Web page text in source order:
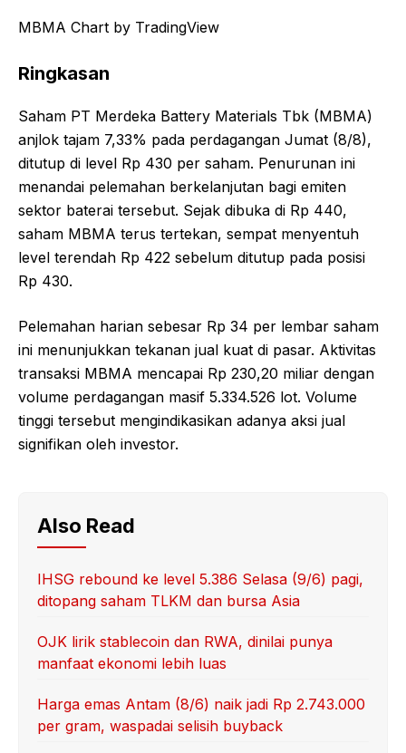
MBMA Chart by TradingView
Ringkasan
Saham PT Merdeka Battery Materials Tbk (MBMA)
anjlok tajam 7,33% pada perdagangan Jumat (8/8),
ditutup di level Rp 430 per saham. Penurunan ini
menandai pelemahan berkelanjutan bagi emiten
sektor baterai tersebut. Sejak dibuka di Rp 440,
saham MBMA terus tertekan, sempat menyentuh
level terendah Rp 422 sebelum ditutup pada posisi
Rp 430.
Pelemahan harian sebesar Rp 34 per lembar saham
ini menunjukkan tekanan jual kuat di pasar. Aktivitas
transaksi MBMA mencapai Rp 230,20 miliar dengan
volume perdagangan masif 5.334.526 lot. Volume
tinggi tersebut mengindikasikan adanya aksi jual
signifikan oleh investor.
Also Read
IHSG rebound ke level 5.386 Selasa (9/6) pagi,
ditopang saham TLKM dan bursa Asia
OJK lirik stablecoin dan RWA, dinilai punya
manfaat ekonomi lebih luas
Harga emas Antam (8/6) naik jadi Rp 2.743.000
per gram, waspadai selisih buyback